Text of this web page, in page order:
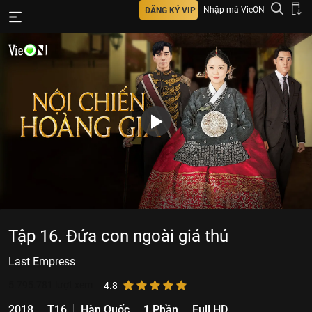
ĐĂNG KÝ VIP Nhập mã VieON
Tập 16. Đứa con ngoài giá thú
Last Empress
4.8